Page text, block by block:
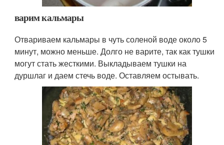
варим кальмары
Отвариваем кальмары в чуть соленой воде около 5
минут, можно меньше. Долго не варите, так как тушки
могут стать жесткими. Выкладываем тушки на
дуршлаг и даем стечь воде. Оставляем остывать.